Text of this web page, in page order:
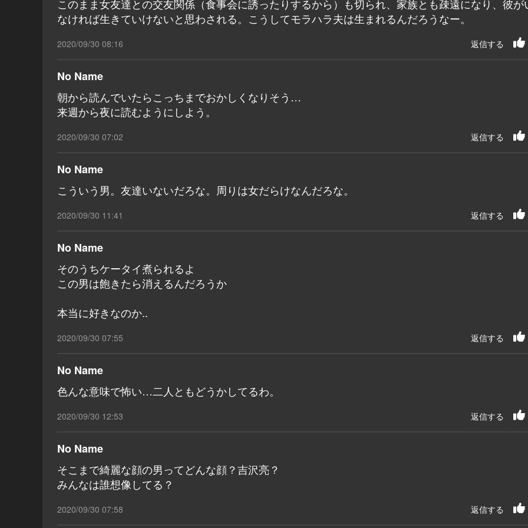
このまま女友達との交友関係（食事会に誘ったりするから）も切られ、家族とも疎遠になり、彼が
なければ生きていけないと思わされる。こうしてモラハラ夫は生まれるんだろうなー。
2020/09/30 08:16 返信する
No Name
朝から読んでいたらこっちまでおかしくなりそう…
来週から夜に読むようにしよう。
2020/09/30 07:02 返信する
No Name
こういう男。友達いないだろな。周りは女だらけなんだろな。
2020/09/30 11:41 返信する
No Name
そのうちケータイ煮られるよ
この男は飽きたら消えるんだろうか
本当に好きなのか..
2020/09/30 07:55 返信する
No Name
色んな意味で怖い…二人ともどうかしてるわ。
2020/09/30 12:53 返信する
No Name
そこまで綺麗な顔の男ってどんな顔？吉沢亮？
みんなは誰想像してる？
2020/09/30 07:58 返信する